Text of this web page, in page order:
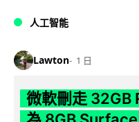
人工智能
Lawton 1 日
微軟刪走 32GB